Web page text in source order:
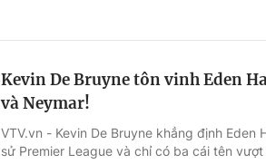
Kevin De Bruyne tôn vinh Eden
và Neymar!
VTV.vn - Kevin De Bruyne khẳng định
sử Premier League và chỉ có ba cái tên